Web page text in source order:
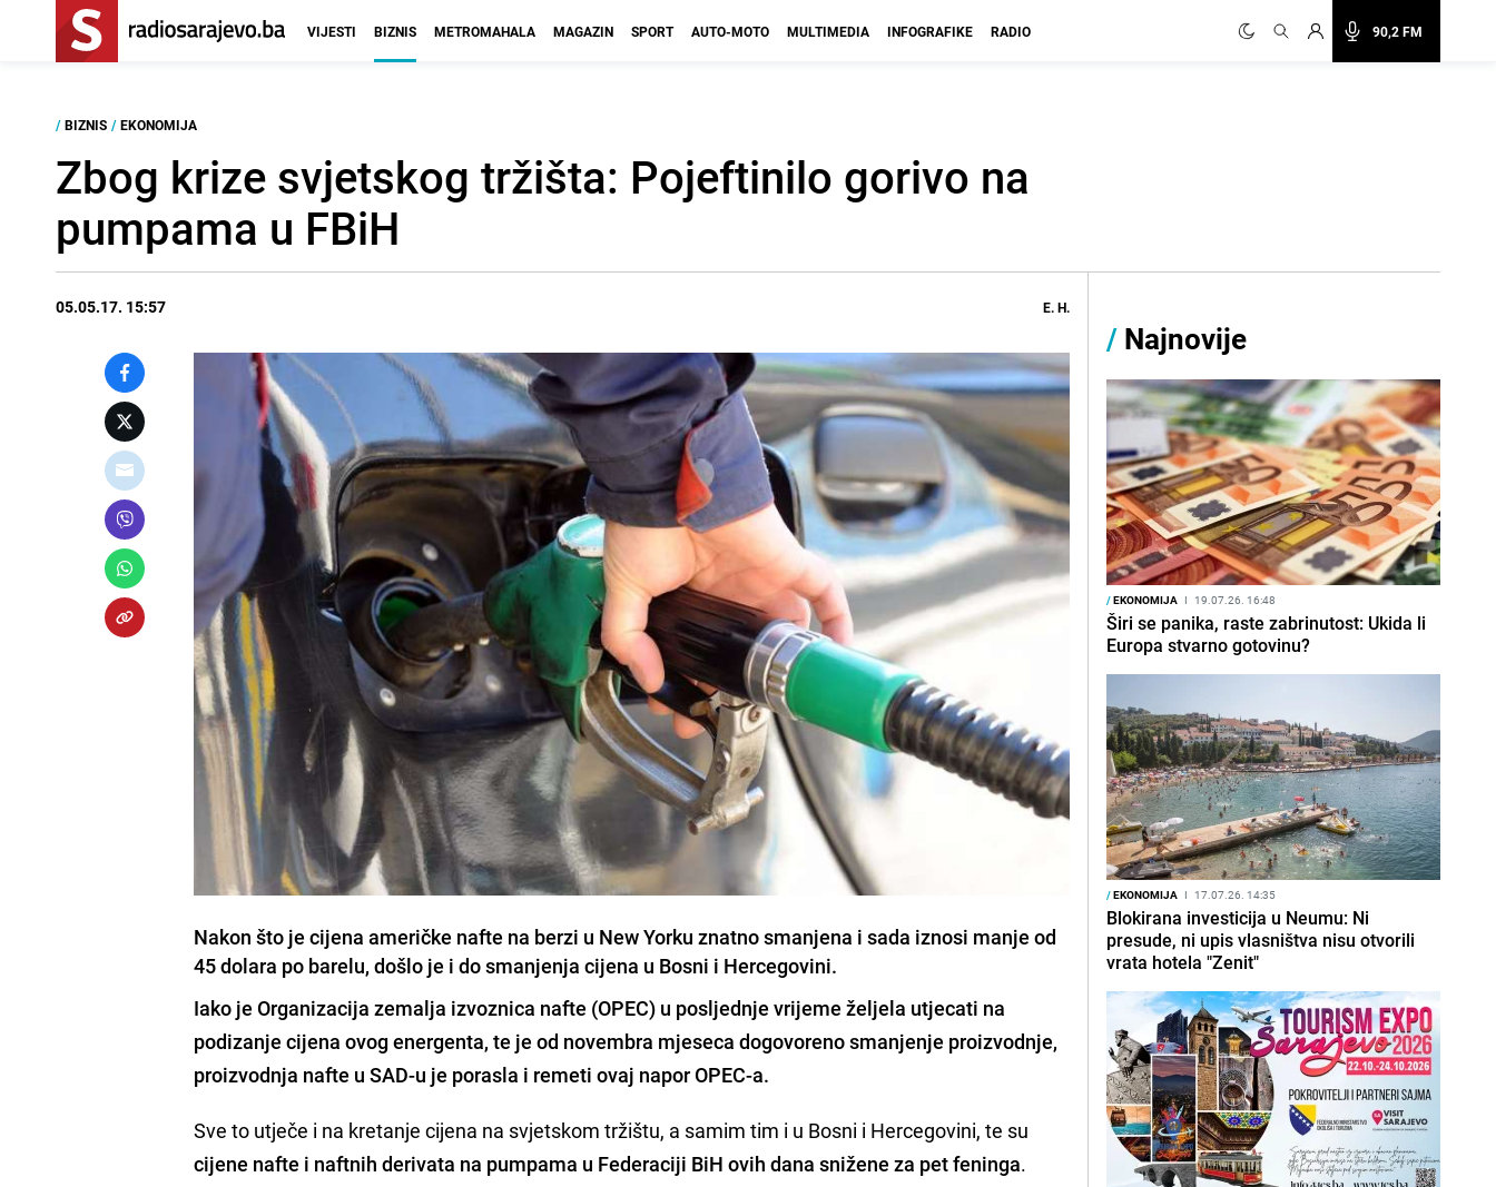
90,2 FM
VIJESTI BIZNIS METROMAHALA MAGAZIN SPORT AUTO-MOTO MULTIMEDIA INFOGRAFIKE RADIO
/ BIZNIS / EKONOMIJA
Zbog krize svjetskog tržišta: Pojeftinilo gorivo na
pumpama u FBiH
05.05.17. 15:57 E. H.
Nakon što je cijena američke nafte na berzi u New Yorku znatno smanjena i sada iznosi manje od
45 dolara po barelu, došlo je i do smanjenja cijena u Bosni i Hercegovini.
Iako je Organizacija zemalja izvoznica nafte (OPEC) u posljednje vrijeme željela utjecati na
podizanje cijena ovog energenta, te je od novembra mjeseca dogovoreno smanjenje proizvodnje,
proizvodnja nafte u SAD-u je porasla i remeti ovaj napor OPEC-a.
Sve to utječe i na kretanje cijena na svjetskom tržištu, a samim tim i u Bosni i Hercegovini, te su
cijene nafte i naftnih derivata na pumpama u Federaciji BiH ovih dana snižene za pet feninga.
/ Najnovije
/EKONOMIJA I 19.07.26. 16:48
Širi se panika, raste zabrinutost: Ukida li
Europa stvarno gotovinu?
/EKONOMIJA I 17.07.26. 14:35
Blokirana investicija u Neumu: Ni
presude, ni upis vlasništva nisu otvorili
vrata hotela "Zenit"